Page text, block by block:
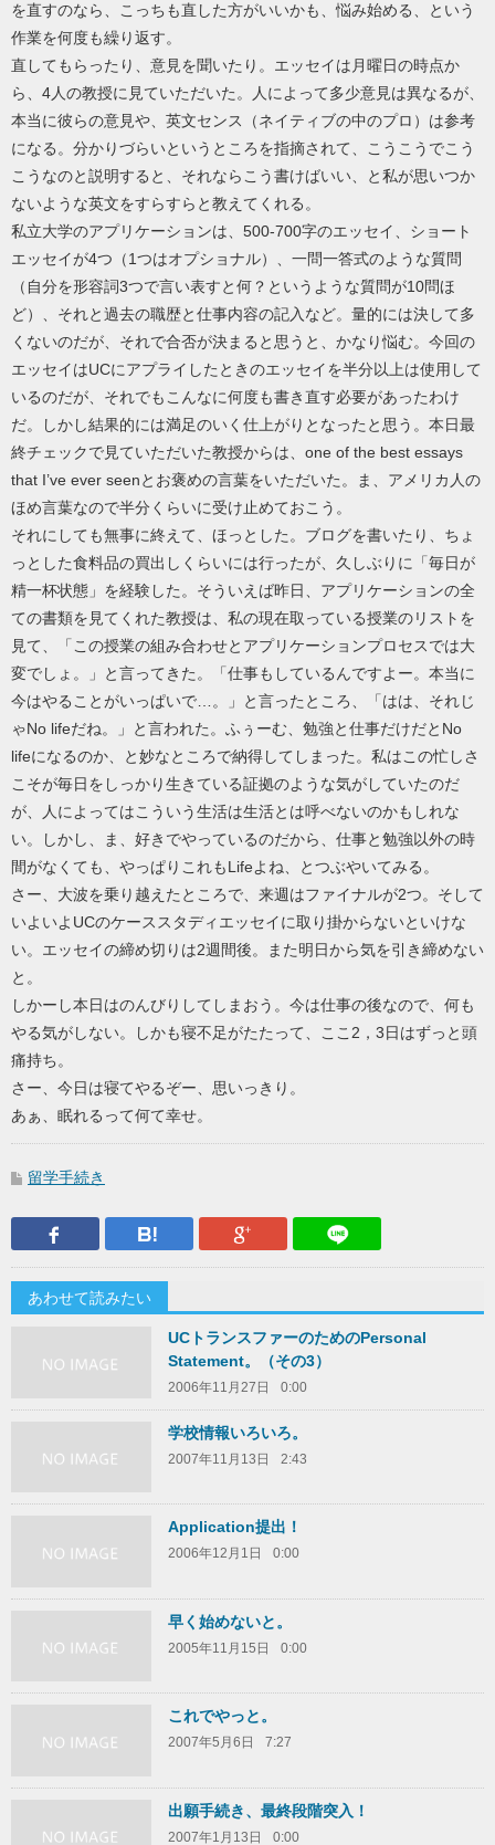
を直すのなら、こっちも直した方がいいかも、悩み始める、という
作業を何度も繰り返す。
直してもらったり、意見を聞いたり。エッセイは月曜日の時点か
ら、4人の教授に見ていただいた。人によって多少意見は異なるが、
本当に彼らの意見や、英文センス（ネイティブの中のプロ）は参考
になる。分かりづらいというところを指摘されて、こうこうでこう
こうなのと説明すると、それならこう書けばいい、と私が思いつか
ないような英文をすらすらと教えてくれる。
私立大学のアプリケーションは、500-700字のエッセイ、ショート
エッセイが4つ（1つはオプショナル）、一問一答式のような質問
（自分を形容詞3つで言い表すと何？というような質問が10問ほ
ど）、それと過去の職歴と仕事内容の記入など。量的には決して多
くないのだが、それで合否が決まると思うと、かなり悩む。今回の
エッセイはUCにアプライしたときのエッセイを半分以上は使用して
いるのだが、それでもこんなに何度も書き直す必要があったわけ
だ。しかし結果的には満足のいく仕上がりとなったと思う。本日最
終チェックで見ていただいた教授からは、one of the best essays
that I’ve ever seenとお褒めの言葉をいただいた。ま、アメリカ人の
ほめ言葉なので半分くらいに受け止めておこう。
それにしても無事に終えて、ほっとした。ブログを書いたり、ちょ
っとした食料品の買出しくらいには行ったが、久しぶりに「毎日が
精一杯状態」を経験した。そういえば昨日、アプリケーションの全
ての書類を見てくれた教授は、私の現在取っている授業のリストを
見て、「この授業の組み合わせとアプリケーションプロセスでは大
変でしょ。」と言ってきた。「仕事もしているんですよー。本当に
今はやることがいっぱいで…。」と言ったところ、「はは、それじ
ゃNo lifeだね。」と言われた。ふぅーむ、勉強と仕事だけだとNo
lifeになるのか、と妙なところで納得してしまった。私はこの忙しさ
こそが毎日をしっかり生きている証拠のような気がしていたのだ
が、人によってはこういう生活は生活とは呼べないのかもしれな
い。しかし、ま、好きでやっているのだから、仕事と勉強以外の時
間がなくても、やっぱりこれもLifeよね、とつぶやいてみる。
さー、大波を乗り越えたところで、来週はファイナルが2つ。そして
いよいよUCのケーススタディエッセイに取り掛からないといけな
い。エッセイの締め切りは2週間後。また明日から気を引き締めない
と。
しかーし本日はのんびりしてしまおう。今は仕事の後なので、何も
やる気がしない。しかも寝不足がたたって、ここ2，3日はずっと頭
痛持ち。
さー、今日は寝てやるぞー、思いっきり。
あぁ、眠れるって何て幸せ。
留学手続き
Facebook はてなブックマークGoogle Plus
あわせて読みたい
UCトランスファーのためのPersonal
Statement。（その3）
2006年11月27日 0:00
学校情報いろいろ。
2007年11月13日 2:43
Application提出！
2006年12月1日 0:00
早く始めないと。
2005年11月15日 0:00
これでやっと。
2007年5月6日 7:27
出願手続き、最終段階突入！
2007年1月13日 0:00